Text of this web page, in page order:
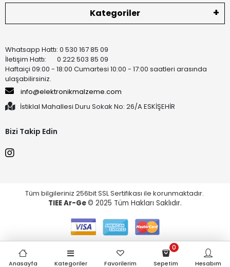
Kategoriler
Whatsapp Hattı: 0 530 167 85 09
İletişim Hattı: 0 222 503 85 09
Haftaiçi 09:00 - 18:00 Cumartesi 10:00 - 17:00 saatleri arasında
ulaşabilirsiniz.
info@elektronikmalzeme.com
İstiklal Mahallesi Duru Sokak No: 26/A ESKİŞEHİR
Bizi Takip Edin
Tüm bilgileriniz 256bit SSL Sertifikası ile korunmaktadır.
TIEE Ar-Ge© 2025 Tüm Hakları Saklıdır.
Anasayfa Kategoriler Favorilerim Sepetim
0
Hesabım